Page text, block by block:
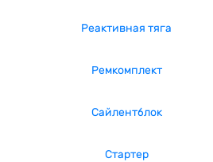
Реактивная тяга
Ремкомплект
Сайлентблок
Стартер